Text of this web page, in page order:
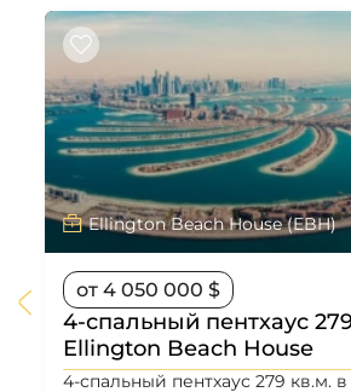
Ellington Beach House (EBH)
от 4 050 000 $
4-спальный пентхаус
Ellington Beach House
4-спальный пентхаус 279 кв.м.